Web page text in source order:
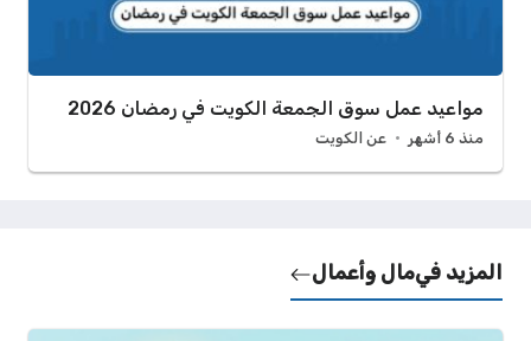
مواعيد عمل سوق الجمعة الكويت في رمضان 2026
منذ 6 أشهر عن الكويت
المزيد فيمال وأعمال